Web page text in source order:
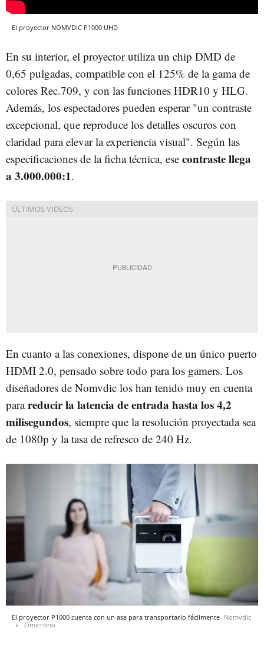
El proyector NOMVDIC P1000 UHD
En su interior, el proyector utiliza un chip DMD de
0,65 pulgadas, compatible con el 125% de la gama de
colores Rec.709, y con las funciones HDR10 y HLG.
Además, los espectadores pueden esperar "un contraste
excepcional, que reproduce los detalles oscuros con
claridad para elevar la experiencia visual". Según las
especificaciones de la ficha técnica, ese contraste llega
a 3.000.000:1.
En cuanto a las conexiones, dispone de un único puerto
HDMI 2.0, pensado sobre todo para los gamers. Los
diseñadores de Nomvdic los han tenido muy en cuenta
parareducir la latencia de entrada hasta los 4,2
milisegundos, siempre que la resolución proyectada sea
de 1080p y la tasa de refresco de 240 Hz.
El proyector P1000 cuenta con un asa para transportarlo fácilmente Nomvdic
Omicrono